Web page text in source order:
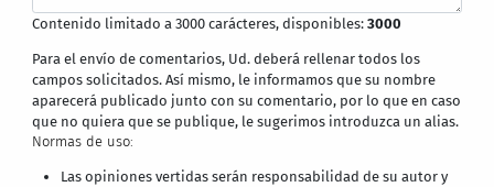
Contenido limitado a 3000 carácteres, disponibles:3000
Para el envío de comentarios, Ud. deberá rellenar todos los
campos solicitados. Así mismo, le informamos que su nombre
aparecerá publicado junto con su comentario, por lo que en caso
que no quiera que se publique, le sugerimos introduzca un alias.
Normas de uso:
Las opiniones vertidas serán responsabilidad de su autor y